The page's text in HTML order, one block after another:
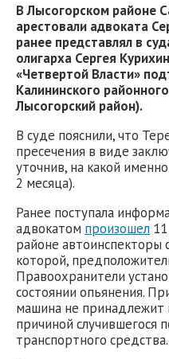
В Лысогорском районе
арестовали адвоката
ранее представлял в
олигарха Сергея
«Четвертой Власти»
Калининского
Лысогорский район).
В суде пояснили, что
пресечения в виде
уточнив, на какой
2 месяца).
Ранее поступала
адвокатом произошел
районе автоинспекторы
которой,
Правоохранители
состоянии опьянения.
машина не принадлежит
причиной случившегося
транспортного средства.